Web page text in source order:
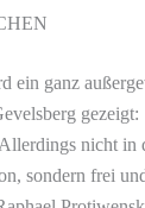
ein ganz
gezeigt:
nicht in
sondern frei